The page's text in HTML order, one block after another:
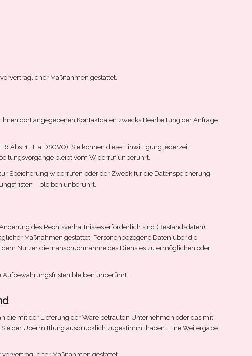
Maßnahmen gestattet.
dort angegebenen Kontaktdaten zwecks Bearbeitung der Anfrage
Abs. 1 lit. a DSGVO). Sie können diese Einwilligung jederzeit
bleibt vom Widerruf unberührt.
Speicherung widerrufen oder der Zweck für die Datenspeicherung
– bleiben unberührt.
des Rechtsverhältnisses erforderlich sind (Bestandsdaten).
Maßnahmen gestattet. Personenbezogene Daten über die
Nutzer die Inanspruchnahme des Dienstes zu ermöglichen oder
Aufbewahrungsfristen bleiben unberührt.
die mit der Lieferung der Ware betrauten Unternehmen oder das mit
der Übermittlung ausdrücklich zugestimmt haben. Eine Weitergabe